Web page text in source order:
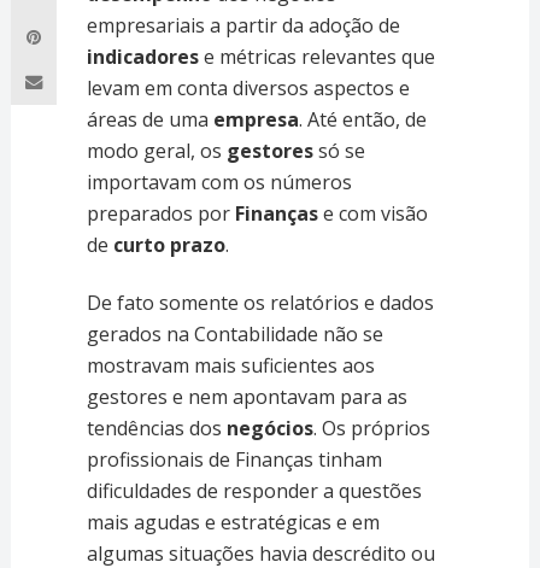
empresariais a partir da adoção de
indicadorese métricas relevantes que
levam em conta diversos aspectos e
áreas de uma empresa. Até então, de
modo geral, os gestoressó se
importavam com os números
preparados por Finançase com visão
de curto prazo.
De fato somente os relatórios e dados
gerados na Contabilidade não se
mostravam mais suficientes aos
gestores e nem apontavam para as
tendências dos negócios. Os próprios
profissionais de Finanças tinham
dificuldades de responder a questões
mais agudas e estratégicas e em
algumas situações havia descrédito ou